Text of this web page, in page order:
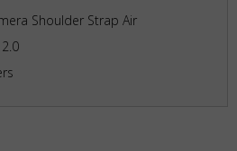
Shoulder Strap Air